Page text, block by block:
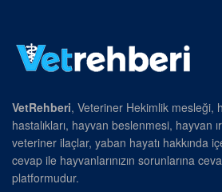
VetRehberi, Veteriner Hekimlik mesleği,
hastalıkları, hayvan beslenmesi, hayvan
veteriner ilaçlar, yaban hayatı hakkında
cevap ile hayvanlarınızın sorunlarına
platformudur.